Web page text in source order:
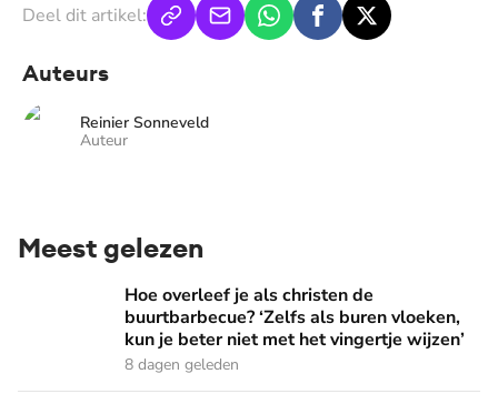
Deel dit artikel:
Auteurs
Reinier Sonneveld
Auteur
Meest gelezen
Hoe overleef je als christen de buurtbarbecue? ‘Zelfs als
Hoe overleef je als christen de
buurtbarbecue? ‘Zelfs als buren vloeken,
kun je beter niet met het vingertje wijzen’
8 dagen geleden